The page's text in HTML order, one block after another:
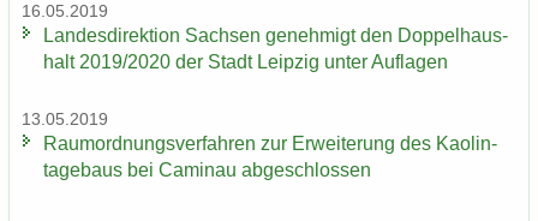
16.05.2019
Lan­des­di­rek­ti­on Sach­sen ge­neh­migt den Dop­pel­haus­
halt 2019/2020 der Stadt Leip­zig unter Auf­la­gen
13.05.2019
Raum­ord­nungs­ver­fah­ren zur Er­wei­te­rung des Kao­lin­
ta­ge­baus bei Ca­min­au ab­ge­schlos­sen